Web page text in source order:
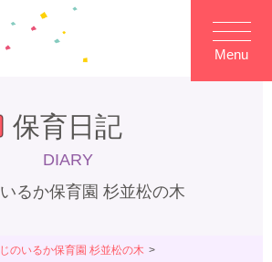
Menu
保育日記
DIARY
るか保育園 杉並松の木
のいるか保育園 杉並松の木